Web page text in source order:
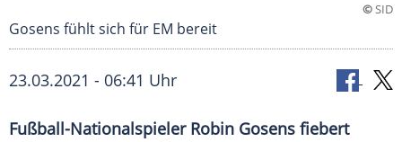
©SID
Gosens fühlt sich für EM bereit
23.03.2021 - 06:41 Uhr
Fußball-Nationalspieler Robin Gosens fiebert